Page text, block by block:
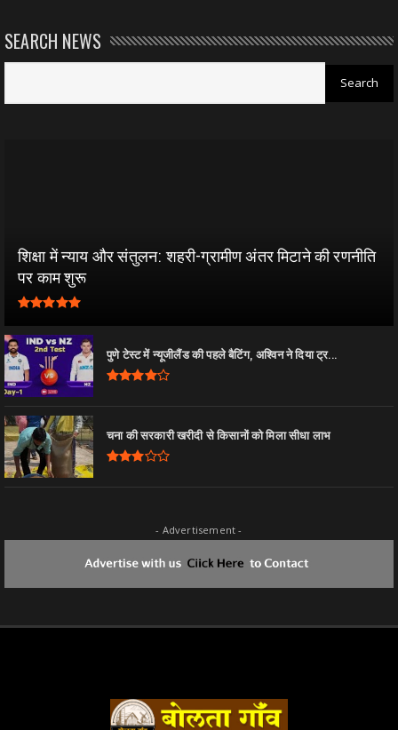
SEARCH NEWS
शिक्षा में न्याय और संतुलन: शहरी-ग्रामीण अंतर मिटाने की रणनीति
पर काम शुरू
पुणे टेस्ट में न्यूजीलैंड की पहले बैटिंग, अश्विन ने दिया ट्र...
चना की सरकारी खरीदी से किसानों को मिला सीधा लाभ
- Advertisement -